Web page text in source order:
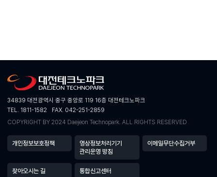
34839 대전광역시 중구 중앙로 119 16층 대전테크노파크
TEL. 1811-1582
FAX. 042-251-2859
COPYRIGHT BY 2024 Daejeon Technopark. ALL RIGHTS RESERVED
개인정보보호정책
영상정보처리기기
관리운영 방침
이메일무단수집거부
찾아오시는 길 통합신고센터